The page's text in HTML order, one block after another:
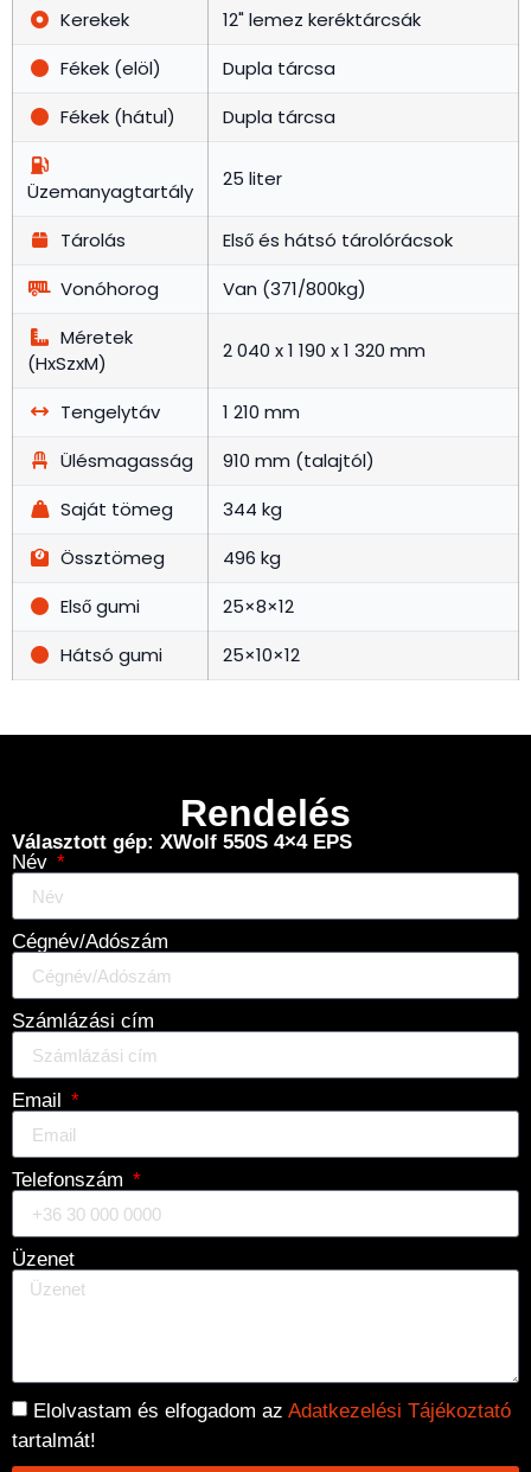
Kerekek
12" lemez keréktárcsák
Fékek (elöl)
Dupla tárcsa
Fékek (hátul)
Dupla tárcsa
Üzemanyagtartály
25 liter
Tárolás
Első és hátsó tárolórácsok
Vonóhorog
Van (371/800kg)
Méretek
(HxSzxM)
2 040 x 1 190 x 1 320 mm
Tengelytáv
1 210 mm
Ülésmagasság
910 mm (talajtól)
Saját tömeg
344 kg
Össztömeg
496 kg
Első gumi
25×8×12
Hátsó gumi
25×10×12
Rendelés
Választott gép: XWolf 550S 4×4 EPS
Név
Cégnév/Adószám
Számlázási cím
Email
Telefonszám
Üzenet
Elolvastam és elfogadom az Adatkezelési Tájékoztató
tartalmát!